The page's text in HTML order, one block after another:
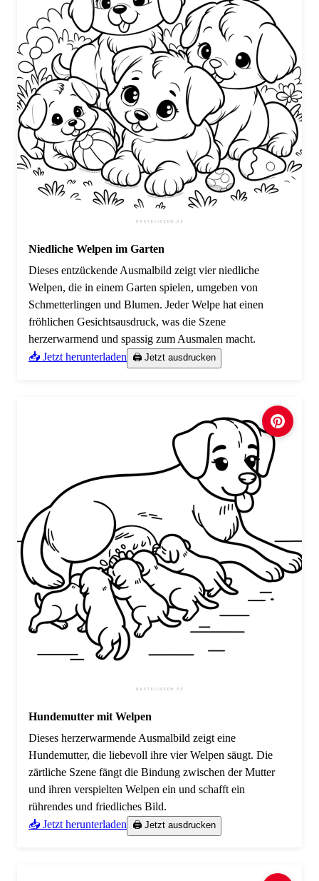
Niedliche Welpen im Garten
Dieses entzückende Ausmalbild zeigt vier niedliche
Welpen, die in einem Garten spielen, umgeben von
Schmetterlingen und Blumen. Jeder Welpe hat einen
fröhlichen Gesichtsausdruck, was die Szene
herzerwarmend und spassig zum Ausmalen macht.
📥 Jetzt herunterladen
🖨️ Jetzt ausdrucken
Hundemutter mit Welpen
Dieses herzerwarmende Ausmalbild zeigt eine
Hundemutter, die liebevoll ihre vier Welpen säugt. Die
zärtliche Szene fängt die Bindung zwischen der Mutter
und ihren verspielten Welpen ein und schafft ein
rührendes und friedliches Bild.
📥 Jetzt herunterladen
🖨️ Jetzt ausdrucken